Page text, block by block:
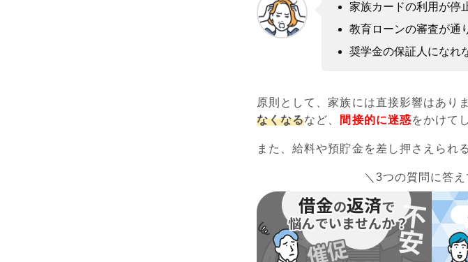
家族カードの利用が停
教育ローンの審査が通
奨学金の保証人になれ
原則として、家族には直接影響はあり
なくなるなど、 間接的に迷惑をかけて
また、給料や預貯金を差し押さえられ
＼3つの質問に答